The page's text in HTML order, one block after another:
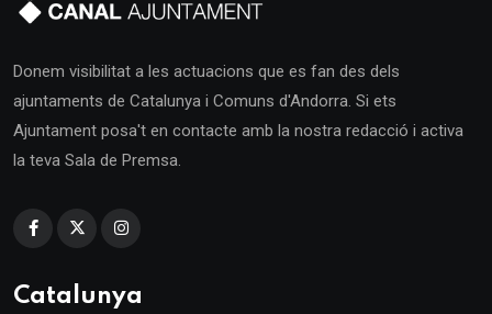
Donem visibilitat a les actuacions que es fan des dels
ajuntaments de Catalunya i Comuns d'Andorra. Si ets
Ajuntament posa't en contacte amb la nostra redacció i activa
la teva Sala de Premsa.
Catalunya